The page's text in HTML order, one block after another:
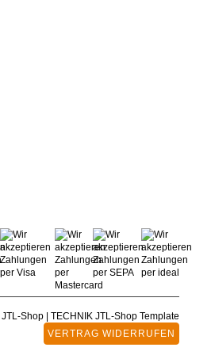
JTL-Shop
TECHNIK JTL-Shop Template
VERTRAG WIDERRUFEN